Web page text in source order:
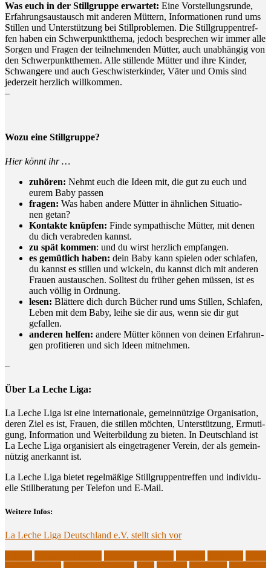
Was euch in der Still­grup­pe erwar­tet: Eine Vor­stel­lungs­run­de,
Erfah­rungs­aus­tausch mit ande­ren Müt­tern, Infor­ma­tio­nen rund ums
Stil­len und Unter­stüt­zung bei Still­pro­ble­men. Die Still­grup­pen­tref­
fen haben ein Schwer­punkt­the­ma, jedoch bespre­chen wir immer alle
Sor­gen und Fra­gen der teil­neh­men­den Müt­ter, auch unab­hän­gig von
den Schwer­punkt­the­men. Alle stil­len­de Müt­ter und ihre Kin­der,
Schwan­ge­re und auch Geschwis­ter­kin­der, Väter und Omis sind
jeder­zeit herz­lich willkommen.
–
Wozu eine Stillgruppe?
Hier könnt ihr …
zuhö­ren: Nehmt euch die Ideen mit, die gut zu euch und
eurem Baby passen
fra­gen: Was haben ande­re Müt­ter in ähn­li­chen Situa­tio­
nen getan?
Kon­tak­te knüp­fen: Fin­de sym­pa­thi­sche Müt­ter, mit denen
du dich ver­ab­re­den kannst.
zu spät kom­men: und du wirst herz­lich empfangen.
es gemüt­lich haben: dein Baby kann spie­len oder schla­fen,
du kannst es stil­len und wickeln, du kannst dich mit ande­ren
Frau­en aus­tau­schen. Soll­test du frü­her gehen müs­sen, ist es
auch völ­lig in Ordnung.
lesen: Blät­te­re dich durch Bücher rund ums Stil­len, Schla­fen,
Leben mit dem Baby, lei­he sie dir aus, wenn sie dir gut
gefallen.
ande­ren hel­fen: ande­re Müt­ter kön­nen von dei­nen Erfah­run­
gen pro­fi­tie­ren und sich Ideen mitnehmen.
–
Über La Leche Liga:
La Leche Liga ist eine inter­na­tio­na­le, gemein­nüt­zi­ge Orga­ni­sa­ti­on,
deren Ziel es ist, Frau­en, die stil­len möch­ten, Unter­stüt­zung, Ermu­ti­
gung, Infor­ma­ti­on und Wei­ter­bil­dung zu bie­ten. In Deutsch­land ist
La Leche Liga orga­ni­siert als ein­ge­tra­ge­ner Ver­ein, der als gemein­
nüt­zig aner­kannt ist.
La Leche Liga bie­tet regel­mä­ßi­ge Still­grup­pen­tref­fen und indi­vi­du­
el­le Still­be­ra­tung per Tele­fon und E‑Mail.
Wei­te­re Infos:
La Leche Liga Deutsch­land e.V. stellt sich vor